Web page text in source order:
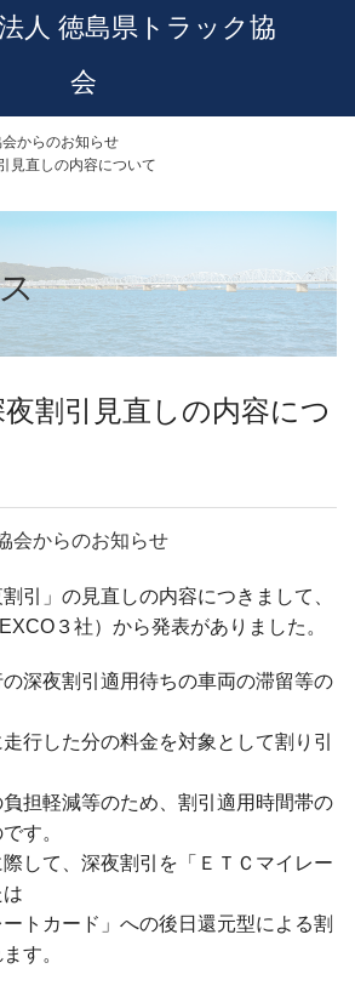
人 徳島県トラック協
会
からのお知らせ
見直しの内容について
割引見直しの内容につ
会からのお知らせ
引」の見直しの内容につきまして、
３社）から発表がありました。
深夜割引適用待ちの車両の滞留等の
行した分の料金を対象として割り引
負担軽減等のため、割引適用時間帯の
す。
して、深夜割引を「ＥＴＣマイレー
ートカード」への後日還元型による割
す。